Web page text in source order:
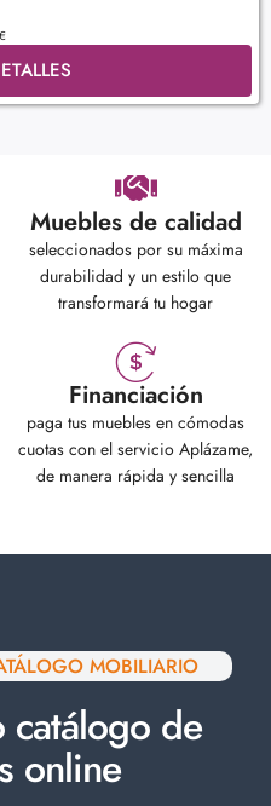
Muebles de calidad
seleccionados por su máxima
durabilidad y un estilo que
transformará tu hogar
Financiación
paga tus muebles en cómodas
cuotas con el servicio Aplázame,
de manera rápida y sencilla
MOBILIARIO
catálogo de
online